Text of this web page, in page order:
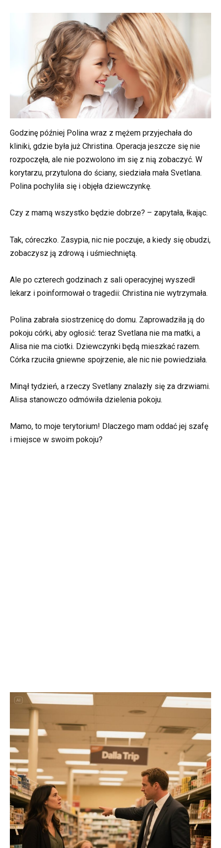
Godzinę później Polina wraz z mężem przyjechała do
kliniki, gdzie była już Christina. Operacja jeszcze się nie
rozpoczęła, ale nie pozwolono im się z nią zobaczyć. W
korytarzu, przytulona do ściany, siedziała mała Svetlana.
Polina pochyliła się i objęła dziewczynkę.
Czy z mamą wszystko będzie dobrze? – zapytała, łkając.
Tak, córeczko. Zasypia, nic nie poczuje, a kiedy się obudzi,
zobaczysz ją zdrową i uśmiechniętą.
Ale po czterech godzinach z sali operacyjnej wyszedł
lekarz i poinformował o tragedii: Christina nie wytrzymała.
Polina zabrała siostrzenicę do domu. Zaprowadziła ją do
pokoju córki, aby ogłosić: teraz Svetlana nie ma matki, a
Alisa nie ma ciotki. Dziewczynki będą mieszkać razem.
Córka rzuciła gniewne spojrzenie, ale nic nie powiedziała.
Minął tydzień, a rzeczy Svetlany znalazły się za drzwiami.
Alisa stanowczo odmówiła dzielenia pokoju.
Mamo, to moje terytorium! Dlaczego mam oddać jej szafę
i miejsce w swoim pokoju?